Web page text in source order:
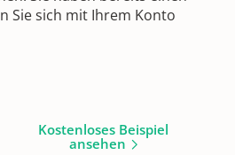
Sie sich mit Ihrem Konto
Kostenloses Beispiel
ansehen